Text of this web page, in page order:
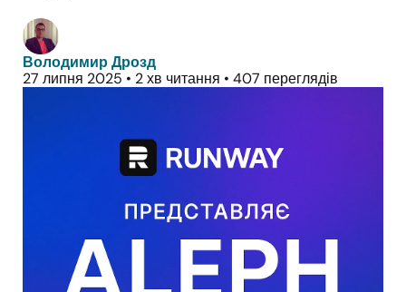
Володимир Дрозд
27 липня 2025 • 2 хв читання • 407 переглядів